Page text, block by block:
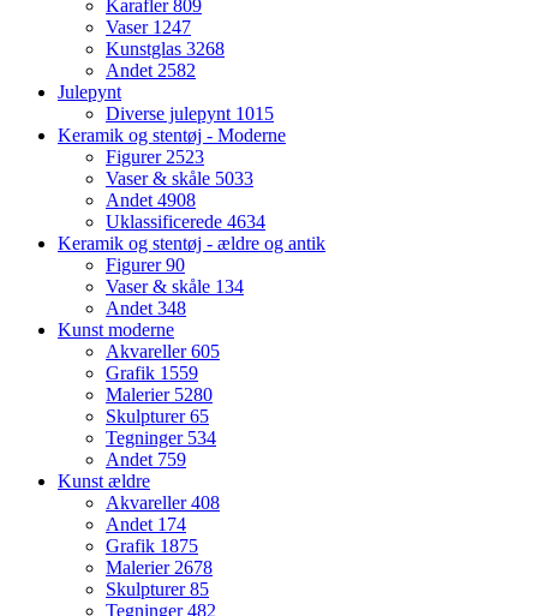
Karafler809
Vaser 1247
Kunstglas 3268
Andet2582
Julepynt
Diverse julepynt 1015
Keramik og stentøj - Moderne
Figurer2523
Vaser & skåle 5033
Andet4908
Uklassificerede 4634
Keramik og stentøj - ældre og antik
Figurer90
Vaser & skåle 134
Andet348
Kunst moderne
Akvareller605
Grafik 1559
Malerier 5280
Skulpturer65
Tegninger 534
Andet 759
Kunst ældre
Akvareller408
Andet 174
Grafik 1875
Malerier2678
Skulpturer85
Tegninger482